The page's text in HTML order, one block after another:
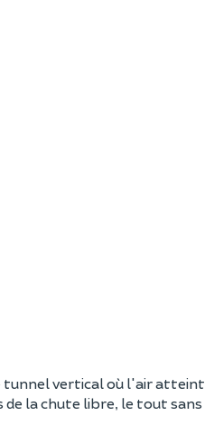
tunnel vertical où l'air atteint
la chute libre, le tout sans